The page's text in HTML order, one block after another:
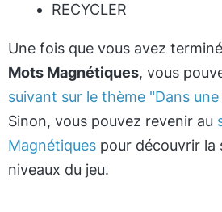
RECYCLER
Une fois que vous avez
Mots Magnétiques, vous
suivant sur le thème "Dans
Sinon, vous pouvez revenir au
Magnétiques pour découvrir la
niveaux du jeu.